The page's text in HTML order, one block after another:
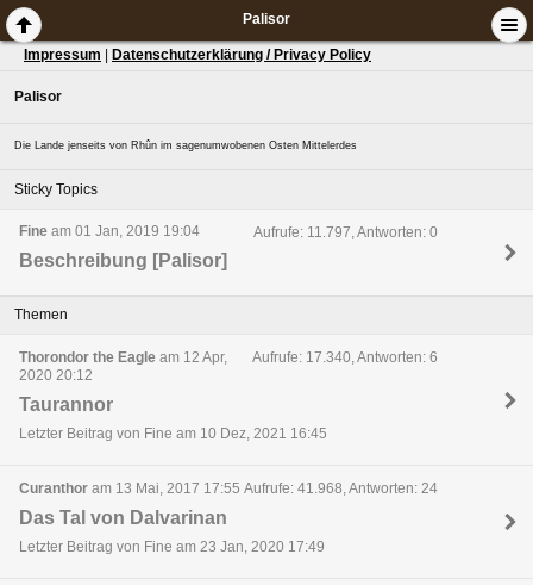
Palisor
Impressum Datenschutzerklärung / Privacy Policy
Palisor
Die Lande jenseits von Rhûn im sagenumwobenen Osten Mittelerdes
Sticky Topics
Fine am 01 Jan, 2019 19:04 Aufrufe: 11.797, Antworten: 0
Beschreibung [Palisor]
Themen
Thorondor the Eagle am 12 Apr,
2020 20:12
Aufrufe: 17.340, Antworten: 6
Taurannor
Letzter Beitrag von Fine am 10 Dez, 2021 16:45
Curanthor am 13 Mai, 2017 17:55 Aufrufe: 41.968, Antworten: 24
Das Tal von Dalvarinan
Letzter Beitrag von Fine am 23 Jan, 2020 17:49